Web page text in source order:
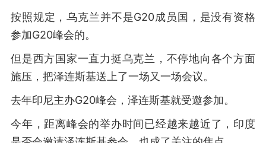
按照规定，乌克兰并不是G20成员国，是没有资格
参加G20峰会的。
但是西方国家一直力挺乌克兰，不停地向各个方面
施压，把泽连斯基送上了一场又一场会议。
去年印尼主办G20峰会，泽连斯基就受邀参加。
今年，距离峰会的举办时间已经越来越近了，印度